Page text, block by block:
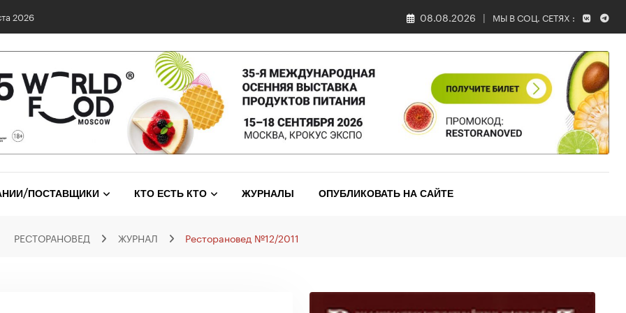
выявлены нарушения и названы лидеры исследования 08.08.2026 МЫ В СОЦ. СЕТЯХ :
ПОСТАВЩИКИ КТО ЕСТЬ КТО ЖУРНАЛЫ ОПУБЛИКОВАТЬ НА САЙТЕ
РЕСТОРАНОВЕД ЖУРНАЛ Ресторановед №12/2011